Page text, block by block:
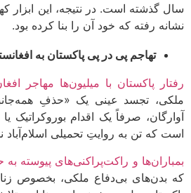
سال گذشته است. در نتیجه، این ابزار
نشانه رفته که خود آن را بنا کرده بود.
تهاجم پی در پی پاکستان به
رفتار پاکستان با میلیون‌ها مهاجر
ملکی، تجسد عینی یک «حذفِ
آوارگان، صرفاً یک اقدام
است که تن به روایتِ تحمیلی اسلام‌آباد
بمباران‌ها و راکت‌پراکنی‌های پیوسته
که بدن‌های بی‌دفاع ملکی، بخصوص